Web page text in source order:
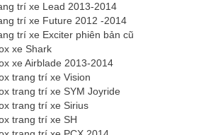
trí xe Lead 2013-2014
trí xe Future 2012 -2014
trí xe Exciter phiên bản cũ
xe Shark
xe Airblade 2013-2014
trang trí xe Vision
trang trí xe SYM Joyride
trang trí xe Sirius
trang trí xe SH